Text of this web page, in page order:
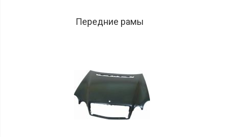
Передние рамы